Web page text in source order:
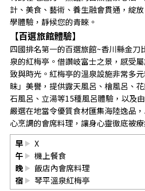
計、美食、藝術、養生融會貫通，綻
學體驗，靜候您的青睞。
【百選旅館體驗】
四國排名第一的百選旅館~香川縣金刀
泉的紅梅亭。借讚岐富士之景，感受
致與時光。紅梅亭的溫泉設施非常多
昧」美譽，提供露天風呂、檜風呂、
石風呂、立湯等15種風呂體驗，以及
嚴選在地當令優質食材匯集海陸逸品
心烹調的會席料理，讓身心靈徹底被療
早
X
午
機上餐食
晚
飯店內會席料理
宿
琴平溫泉紅梅亭